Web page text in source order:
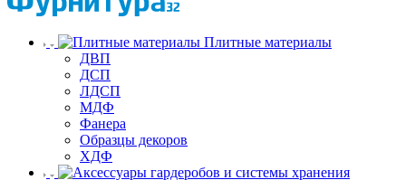
Плитные материалы
ДВП
ДСП
ЛДСП
МДФ
Фанера
Образцы декоров
ХДФ